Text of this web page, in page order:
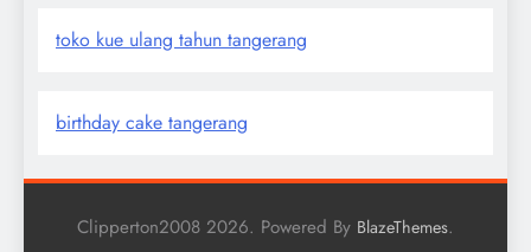
toko kue ulang tahun tangerang
birthday cake tangerang
Clipperton2008 2026. Powered By BlazeThemes.